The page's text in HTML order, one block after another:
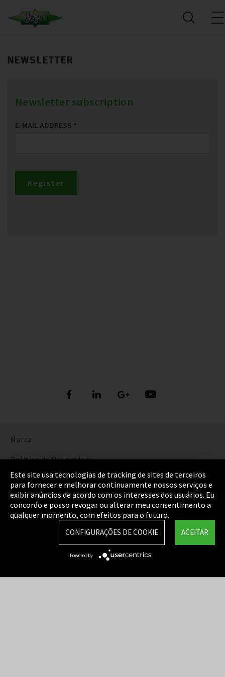
NEWSLETTER
Newsletter subscription
E-MAIL ADDRESS *
Register
Marca
Política de Privacidade
Cookie Settings
Termos e Condições
Mapa do Site
Este site usa tecnologias de tracking de sites de terceiros
para fornecer e melhorar continuamente nossos serviços e
exibir anúncios de acordo com os interesses dos usuários. Eu
concordo e posso revogar ou alterar meu consentimento a
qualquer momento, com efeitos para o futuro.
ACEITAR
CONFIGURAÇÕES DE COOKIE
Powered by